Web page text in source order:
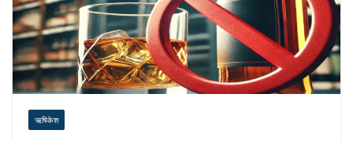
ऋषिकेश